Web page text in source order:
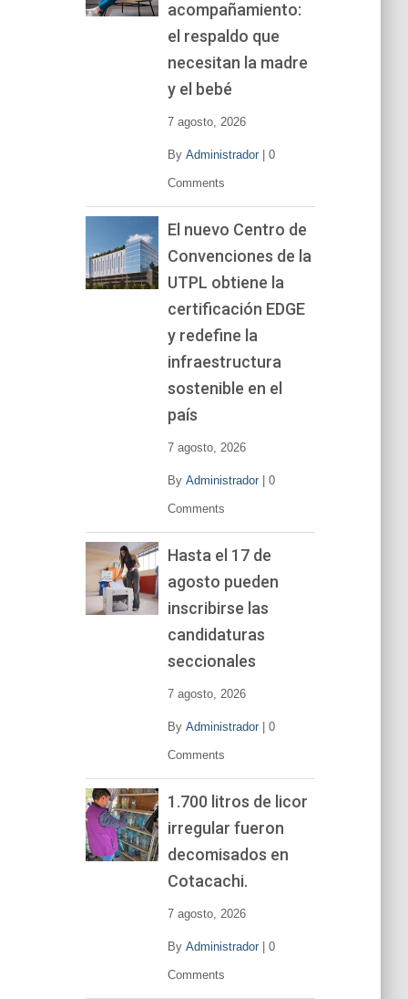
acompañamiento:
el respaldo que
necesitan la madre
y el bebé
7 agosto, 2026
By Administrador| 0
Comments
El nuevo Centro de
Convenciones de la
UTPL obtiene la
certificación EDGE
y redefine la
infraestructura
sostenible en el
país
7 agosto, 2026
By Administrador| 0
Comments
Hasta el 17 de
agosto pueden
inscribirse las
candidaturas
seccionales
7 agosto, 2026
By Administrador| 0
Comments
1.700 litros de licor
irregular fueron
decomisados en
Cotacachi.
7 agosto, 2026
By Administrador| 0
Comments